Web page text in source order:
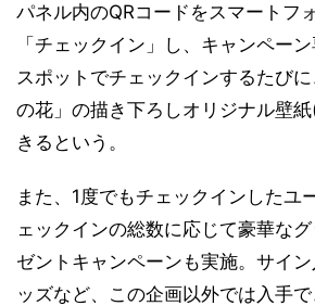
パネル内のQRコードをスマートフ
「チェックイン」し、キャンペー
スポットでチェックインするたび
の花」の描き下ろしオリジナル壁
きるという。
また、1度でもチェックインしたユ
ェックインの総数に応じて豪華な
ゼントキャンペーンも実施。サイ
ッズなど、この企画以外では入手